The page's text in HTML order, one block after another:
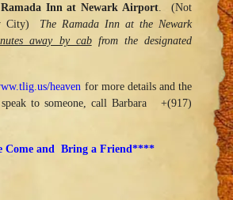
Inn at Newark Airport . (Not
City) The Ramada Inn at the Newark
away by cabfrom the designated
heaven for more details and the
to someone, call Barbara +(917)
Come and Bring a Friend****